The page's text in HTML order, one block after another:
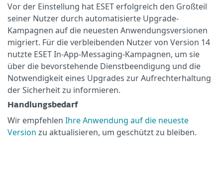
Vor der Einstellung hat ESET erfolgreich den Großteil
seiner Nutzer durch automatisierte Upgrade-
Kampagnen auf die neuesten Anwendungsversionen
migriert. Für die verbleibenden Nutzer von Version 14
nutzte ESET In-App-Messaging-Kampagnen, um sie
über die bevorstehende Dienstbeendigung und die
Notwendigkeit eines Upgrades zur Aufrechterhaltung
der Sicherheit zu informieren.
Handlungsbedarf
Wir empfehlen Ihre Anwendung auf die neueste
Version zu aktualisieren, um geschützt zu bleiben.